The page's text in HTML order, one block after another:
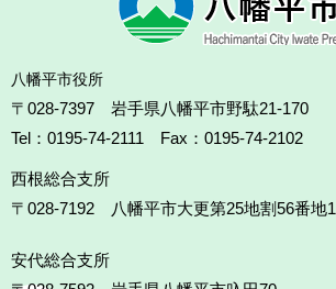
八幡平市役所
〒028-7397 岩手県八幡平市野駄21-170
Tel：0195-74-2111 Fax：0195-74-2102
西根総合支所
〒028-7192
八幡平市大更第25地割56番地1
安代総合支所